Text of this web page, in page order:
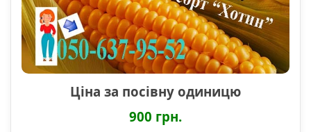
Ціна за посівну одиницю
900 грн.